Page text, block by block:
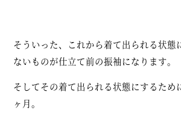
そういった、これから着て出られる状態
ないものが仕立て前の振袖になります。
そしてその着て出られる状態にするため
ヶ月。